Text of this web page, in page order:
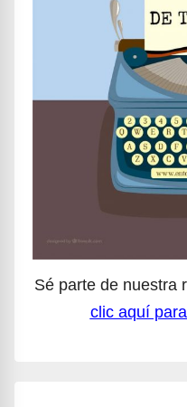
Sé parte de nuestra
clic aquí